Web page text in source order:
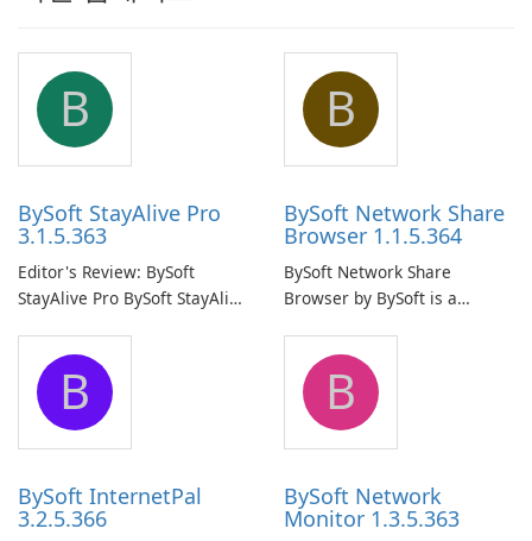
B
BySoft StayAlive Pro
3.1.5.363
Editor's Review: BySoft
StayAlive Pro BySoft StayAlive
application designed to
ensure the continuous and
uninterrupted operation of
your computer system.
B
BySoft Network Share
Browser 1.1.5.364
BySoft Network Share
Browser by BySoft is a
application that allows users
to easily browse and manage
shared folders on their
network.
B
BySoft InternetPal
3.2.5.366
B
BySoft Network
Monitor 1.3.5.363